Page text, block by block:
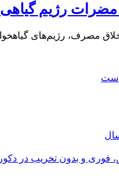
رژیم گیاهی
مصرف، رژیم‌های
فوری و بدون تخریب در